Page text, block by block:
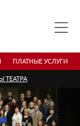
ПЛАТНЫЕ УСЛУГИ
ТЕАТРА